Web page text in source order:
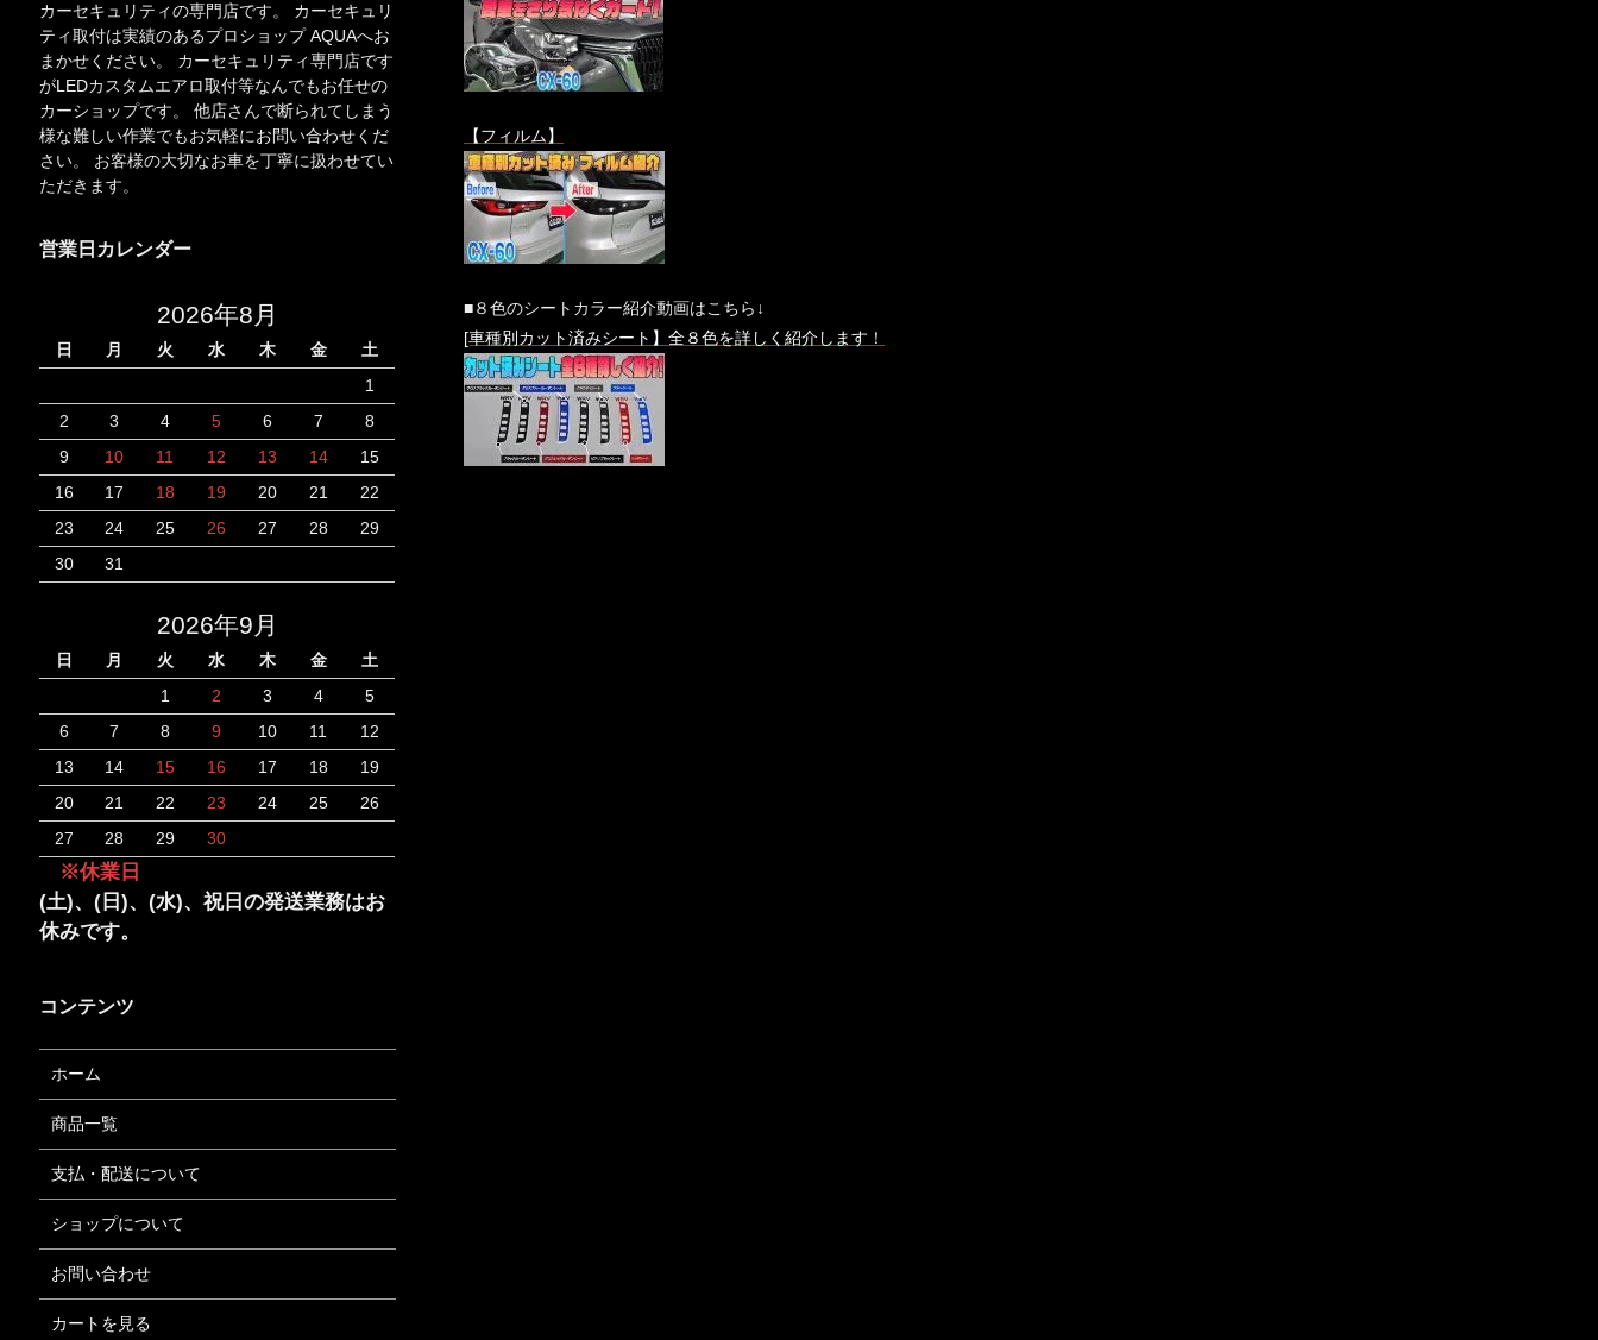
【フィルム】
■８色のシートカラー紹介動画はこちら↓
[車種別カット済みシート】全８色を詳しく紹介します！
カーセキュリティの専門店です。 カーセキュリ
ティ取付は実績のあるプロショップ AQUAへお
まかせください。 カーセキュリティ専門店です
がLEDカスタムエアロ取付等なんでもお任せの
カーショップです。 他店さんで断られてしまう
様な難しい作業でもお気軽にお問い合わせくだ
さい。 お客様の大切なお車を丁寧に扱わせてい
ただきます。
営業日カレンダー
2026年8月
日 月 火 水 木 金
土
1
2
3 4 5 6 7
8
9
10 11 12 13 14
15
16
17 18 19 20 21
22
23
24 25 26 27 28
29
30
31
2026年9月
日 月 火 水 木 金
土
1
2 3 4
5
6
7 8 9 10 11
12
13
14 15 16 17 18
19
20
21 22 23 24 25
26
27
28 29 30
※休業日
(土)、(日)、(水)、祝日の発送業務はお
休みです。
コンテンツ
ホーム
商品一覧
支払・配送について
ショップについて
お問い合わせ
カートを見る